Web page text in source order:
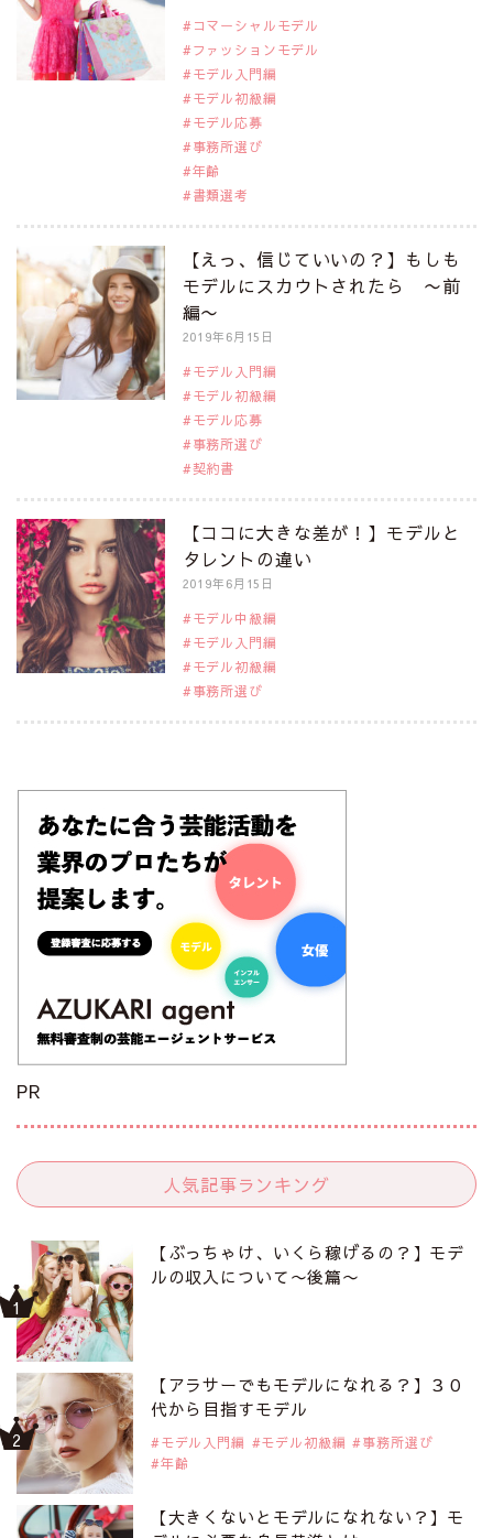
コマーシャルモデル
ファッションモデル
モデル入門編
モデル初級編
モデル応募
事務所選び
年齢
書類選考
【えっ、信じていいの？】もしも
モデルにスカウトされたら 〜前
編〜
2019年6月15日
モデル入門編
モデル初級編
モデル応募
事務所選び
契約書
【ココに大きな差が！】モデルと
タレントの違い
2019年6月15日
モデル中級編
モデル入門編
モデル初級編
事務所選び
PR
人気記事ランキング
【ぶっちゃけ、いくら稼げるの？】モデ
ルの収入について〜後篇〜
【アラサーでもモデルになれる？】３０
代から目指すモデル
モデル入門編 モデル初級編
事務所選び
年齢
【大きくないとモデルになれない？】モ